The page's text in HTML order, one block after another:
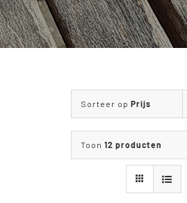
WANDELEN & FIETSEN
CONTACT
Sorteer op Prijs
Toon 12 producten